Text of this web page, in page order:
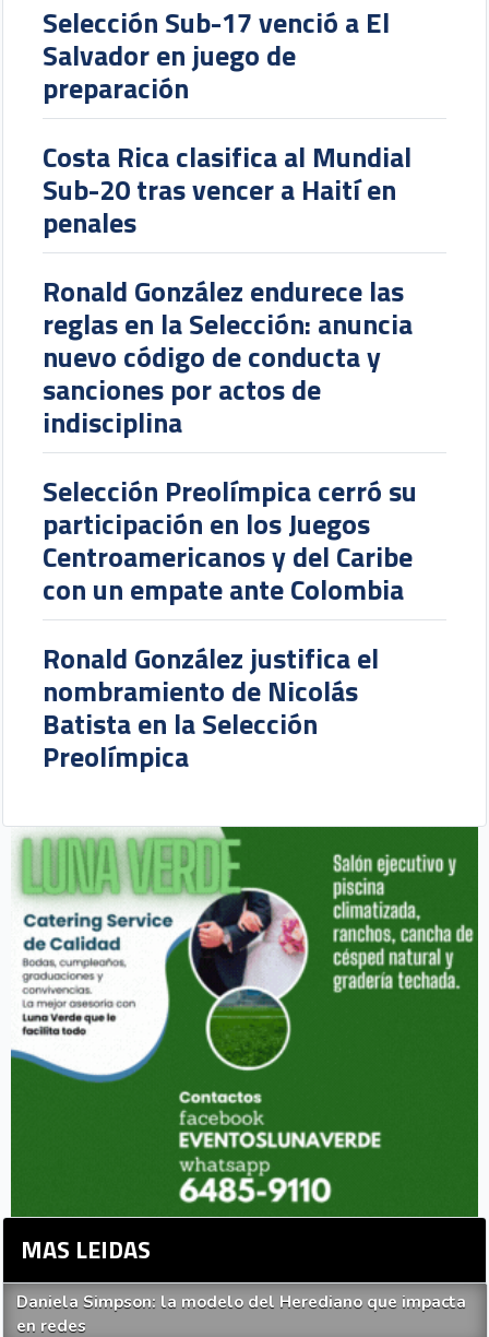
Selección Sub-17 venció a El
Salvador en juego de
preparación
Costa Rica clasifica al Mundial
Sub-20 tras vencer a Haití en
penales
Ronald González endurece las
reglas en la Selección: anuncia
nuevo código de conducta y
sanciones por actos de
indisciplina
Selección Preolímpica cerró su
participación en los Juegos
Centroamericanos y del Caribe
con un empate ante Colombia
Ronald González justifica el
nombramiento de Nicolás
Batista en la Selección
Preolímpica
MAS LEIDAS
Daniela Simpson: la modelo del Herediano que impacta
en redes